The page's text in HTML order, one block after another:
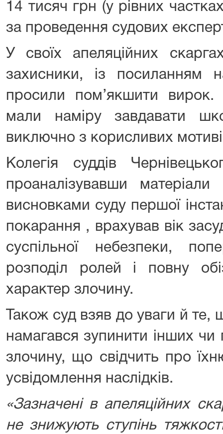
14 тисяч грн (у рівних
за проведення судових
У своїх апеляційних
захисники, із посиланням
просили пом’якшити
мали наміру завдавати
виключно з корисливих
Колегія суддів
проаналізувавши
висновками суду першої
покарання , врахував вік
суспільної небезпеки,
розподіл ролей і повну
характер злочину.
Також суд взяв до уваги й те,
намагався зупинити інших
злочину, що свідчить про
усвідомлення наслідків.
«Зазначені в апеляційних
не знижують ступінь